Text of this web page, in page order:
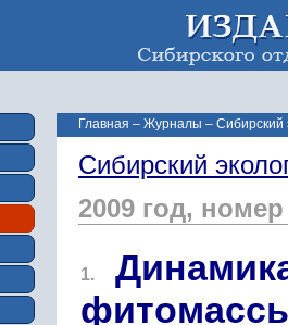
Главная – Журналы – Сибирский
Сибирский
2009 год,
1.